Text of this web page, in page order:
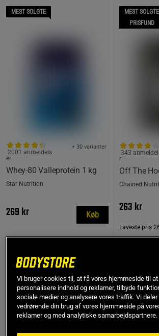
MEST SOLGTE
Whey-80 Valleprotein 1 kg
+ 30 varianter
2001 anmeldels
er
Star Nutrition
269 kr Køb
MEST SOLGTE
PRISFUND
Off The
343
r
Chained
263 kr
Laveste pris
MEST SOLGTE
PRISFUND
Vi bruger cookies til, at få vores hjemmeside til at
personalisere indhold og reklamer, tilbyde
sociale medier og analysere vores traffik. Vi
vedrørende din brug af vores hjemmeside på
reklamer og med analytiske samarbejdspartnere.